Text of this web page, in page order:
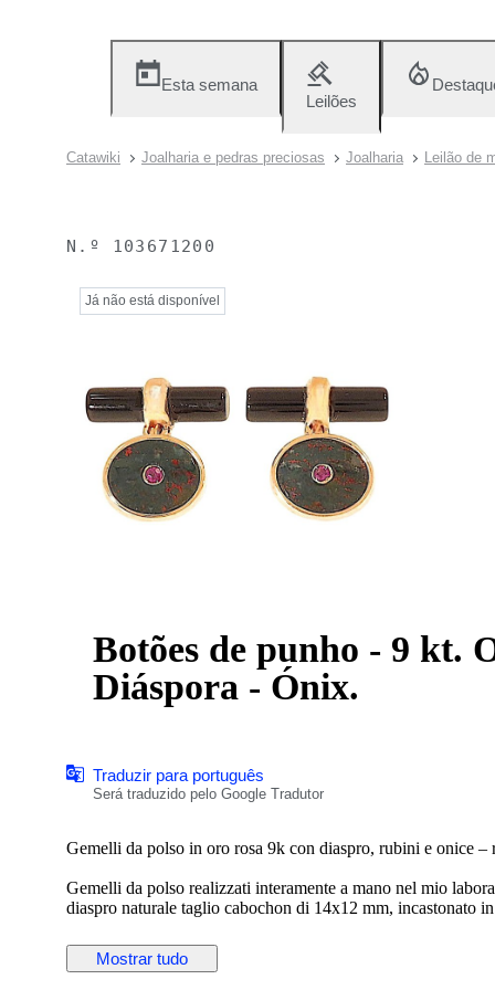
Esta semana
Leilões
Catawiki Joalharia e pedras preciosas Joalharia Leilão de
N.º 103671200
Já não está disponível
Botões de punho - 9 kt. Ouro
Diáspora - Ónix.
Traduzir para português
Será traduzido pelo Google Tradutor
Gemelli da polso in oro rosa 9k con diaspro, rubini e onice –
Gemelli da polso realizzati interamente a mano nel mio
diaspro naturale taglio cabochon di 14x12 mm, incastonato
Al centro, due rubini naturali taglio brillante aggiungono un
Mostrar tudo